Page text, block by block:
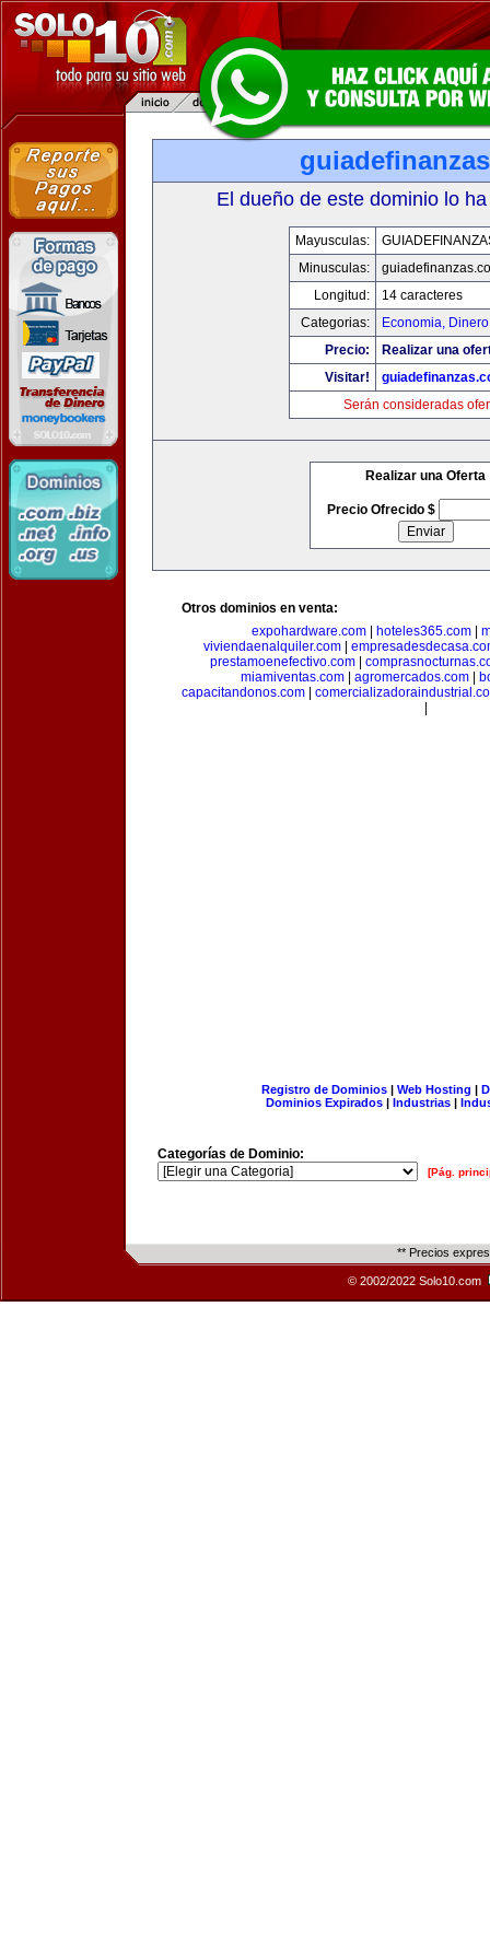
El dueño de este dominio lo
Mayusculas:
Minusculas:
Longitud:
14 caracteres
Categorias:
Economia,
Precio:
Realizar una
Visitar!
Serán consideradas
Realizar una Oferta
Precio Ofrecido $
Otros dominios en venta:
expohardware.com| hoteles365.com|
viviendaenalquiler.com|
prestamoenefectivo.com
miamiventas.com
agromercados.com
capacitandonos.com
Registro de Dominios| Web Hosting |
Dominios Expirados | Industrias |
Categorías de Dominio:
[Pág.
** Precios
© 2002/2022 Solo10.com